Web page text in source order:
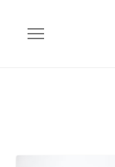
Menu